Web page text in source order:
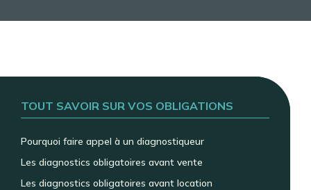
TOUT SAVOIR SUR VOS OBLIGATIONS
Pourquoi faire appel à un diagnostiqueur
Les diagnostics obligatoires avant vente
Les diagnostics obligatoires avant location